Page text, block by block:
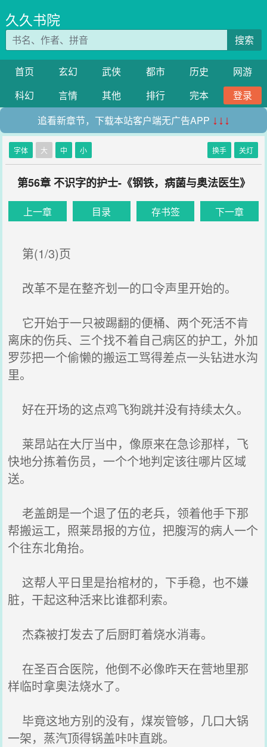
久久书院
搜索
首页 玄幻 武侠 都市 历史
网游
科幻
言情 其他 排行 完本
登录
追看新章节，下载本站客户端无广告APP ↓↓↓
字体 大 中 小 换手 关灯
第56章 不识字的护士-《钢铁，病菌与奥法医生》
上一章 目录 存书签 下一章
第(1/3)页
改革不是在整齐划一的口令声里开始的。
它开始于一只被踢翻的便桶、两个死活不肯
离床的伤兵、三个找不着自己病区的护工，外加
罗莎把一个偷懒的搬运工骂得差点一头钻进水沟
里。
好在开场的这点鸡飞狗跳并没有持续太久。
莱昂站在大厅当中，像原来在急诊那样，飞
快地分拣着伤员，一个个地判定该往哪片区域
送。
老盖朗是一个退了伍的老兵，领着他手下那
帮搬运工，照莱昂报的方位，把腹泻的病人一个
个往东北角抬。
这帮人平日里是抬棺材的，下手稳，也不嫌
脏，干起这种活来比谁都利索。
杰森被打发去了后厨盯着烧水消毒。
在圣百合医院，他倒不必像昨天在营地里那
样临时拿奥法烧水了。
毕竟这地方别的没有，煤炭管够，几口大锅
一架，蒸汽顶得锅盖咔咔直跳。